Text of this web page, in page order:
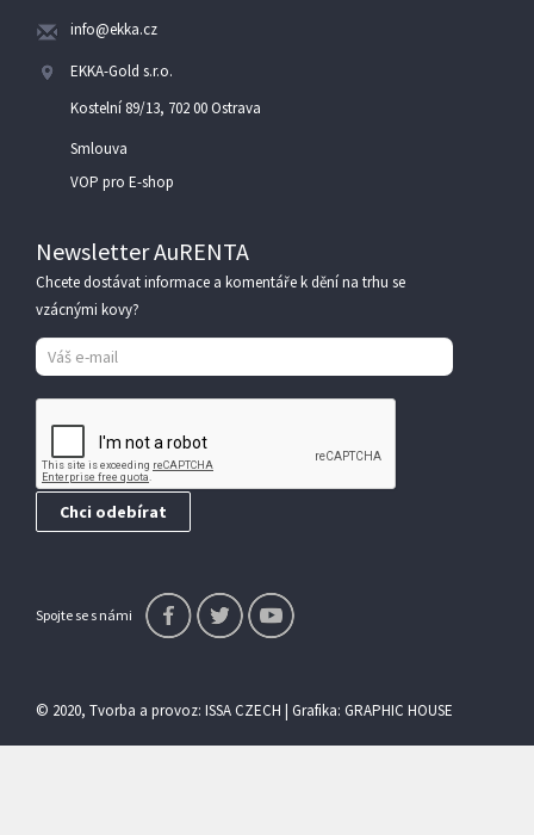
info@ekka.cz
EKKA-Gold s.r.o.
Kostelní 89/13, 702 00 Ostrava
Smlouva
VOP pro E-shop
Newsletter AuRENTA
Chcete dostávat informace a komentáře k dění na trhu se
vzácnými kovy?
Spojte se s námi
© 2020, Tvorba a provoz: ISSA CZECH | Grafika: GRAPHIC HOUSE